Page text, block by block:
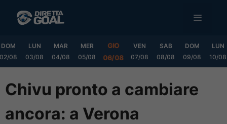
MENU
DOM
02/08
LUN
03/08
MAR
04/08
MER
05/08
GIO
06/08
VEN
07/08
SAB
08/08
DOM
09/08
LUN
10/08
Chivu pronto a cambiare
ancora: a Verona